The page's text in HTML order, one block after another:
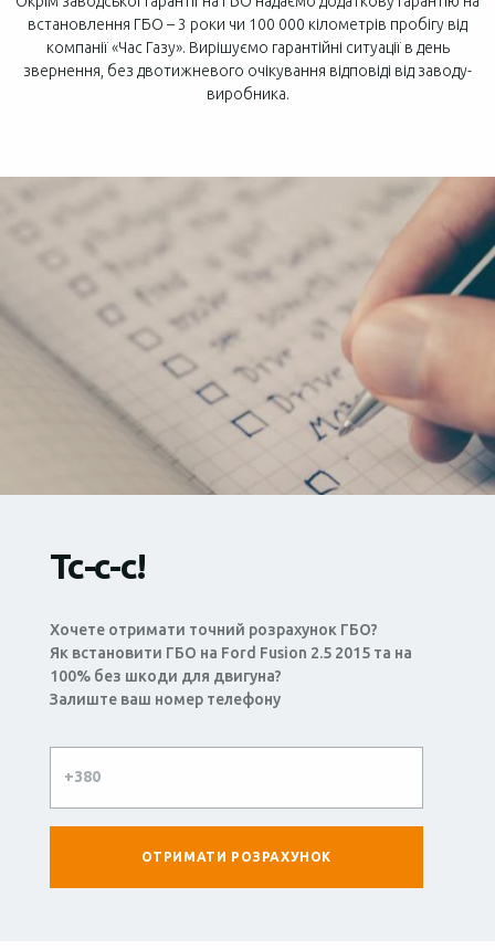
встановлення ГБО – 3 роки чи 100 000 кілометрів пробігу від
компанії «Час Газу». Вирішуємо гарантійні ситуації в день
звернення, без двотижневого очікування відповіді від заводу-
виробника.
Тс-с-с!
Хочете отримати точний розрахунок ГБО?
Як встановити ГБО на Ford Fusion 2.5 2015 та на
100% без шкоди для двигуна?
Залиште ваш номер телефону